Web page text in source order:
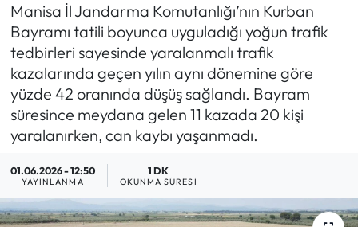
Manisa İl Jandarma Komutanlığı’nın Kurban
Bayramı tatili boyunca uyguladığı yoğun trafik
tedbirleri sayesinde yaralanmalı trafik
kazalarında geçen yılın aynı dönemine göre
yüzde 42 oranında düşüş sağlandı. Bayram
süresince meydana gelen 11 kazada 20 kişi
yaralanırken, can kaybı yaşanmadı.
01.06.2026 - 12:50
YAYINLANMA
1 DK
OKUNMA SÜRESI